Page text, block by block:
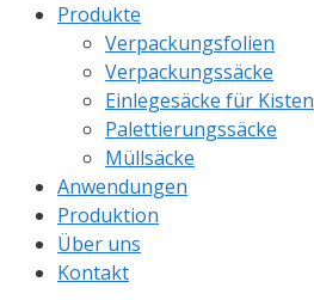
Produkte
Verpackungsfolien
Verpackungssäcke
Einlegesäcke für Kisten
Palettierungssäcke
Müllsäcke
Anwendungen
Produktion
Über uns
Kontakt